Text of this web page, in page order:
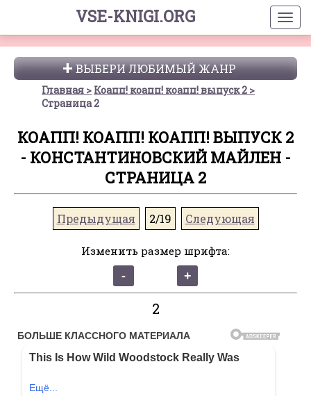
VSE-KNIGI.ORG
ВЫБЕРИ ЛЮБИМЫЙ ЖАНР
Главная
Коапп! коапп! коапп! выпуск 2
Страница 2
КОАПП! КОАПП! КОАПП! ВЫПУСК 2
- КОНСТАНТИНОВСКИЙ МАЙЛЕН -
СТРАНИЦА 2
Предыдущая 2/19 Следующая
Изменить размер шрифта:
2